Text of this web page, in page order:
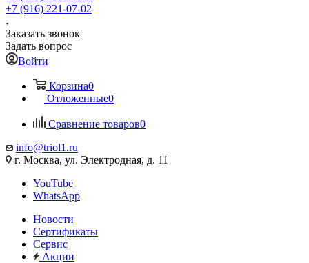
+7 (916) 221-07-02
Заказать звонок
Задать вопрос
Войти
Корзина0
Отложенные0
Сравнение товаров0
info@triol1.ru
г. Москва, ул. Электродная, д. 11
YouTube
WhatsApp
Новости
Сертификаты
Сервис
Акции